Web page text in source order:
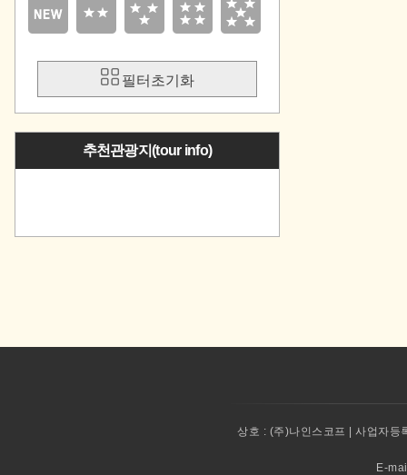
필터초기화
추천관광지(tour info)
상호 : (주)나인스코프 | 사업자
E-